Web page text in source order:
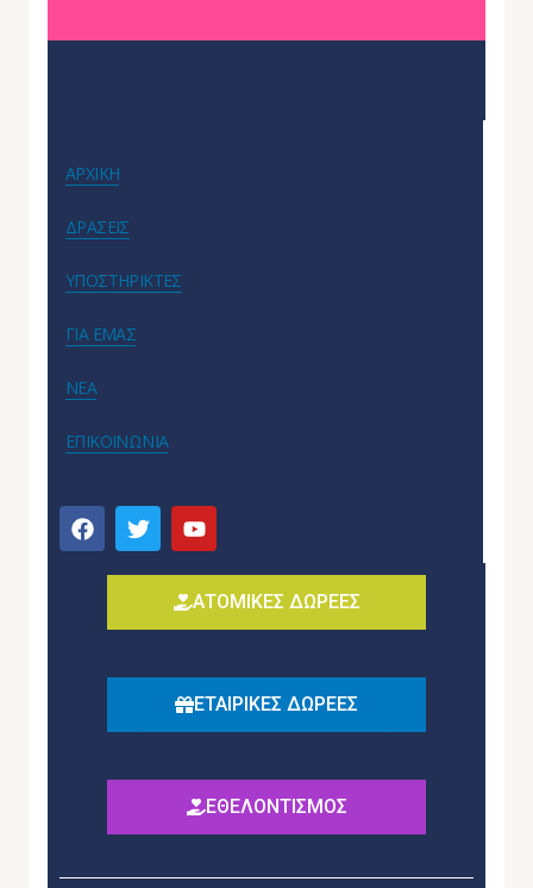
ΑΡΧΙΚΗ
ΔΡΑΣΕΙΣ
ΥΠΟΣΤΗΡΙΚΤΕΣ
ΓΙΑ ΕΜΑΣ
ΝΕΑ
ΕΠΙΚΟΙΝΩΝΙΑ
ΑΤΟΜΙΚΕΣ ΔΩΡΕΕΣ
ΕΤΑΙΡΙΚΕΣ ΔΩΡΕΕΣ
ΕΘΕΛΟΝΤΙΣΜΟΣ